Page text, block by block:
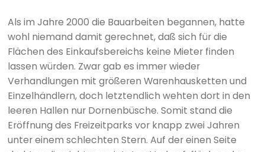
Als im Jahre 2000 die Bauarbeiten begannen, hatte
wohl niemand damit gerechnet, daß sich für die
Flächen des Einkaufsbereichs keine Mieter finden
lassen würden. Zwar gab es immer wieder
Verhandlungen mit größeren Warenhausketten und
Einzelhändlern, doch letztendlich wehten dort in den
leeren Hallen nur Dornenbüsche. Somit stand die
Eröffnung des Freizeitparks vor knapp zwei Jahren
unter einem schlechten Stern. Auf der einen Seite